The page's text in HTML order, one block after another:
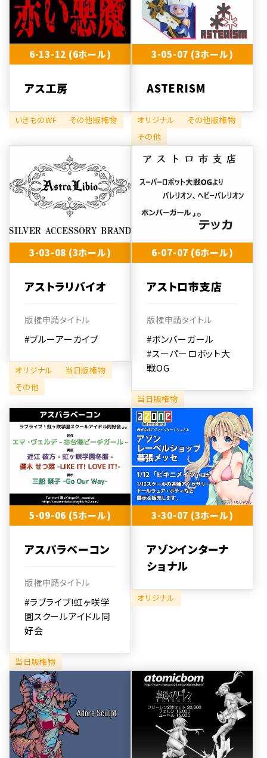
6-13-12 (6ホール)
アス工房
いきものWF その他版権物
3-05-07 (3ホール)
ASTERISM
オリジナル
その他版権物
その他
3-03-08 (3ホール)
アストラリバイオ
版権申請タイトル
#ブルーアーカイブ
オリジナル
当日版権物
その他
6-07-07 (6ホール)
アストロ市支店
版権申請タイトル
#ボンバーガール
#スーパーロボット大
戦OG
当日版権物
5-09-06 (5ホール)
アスパラベーコン
版権申請タイトル
#ラブライブ!虹ヶ咲学
園スクールアイドル同
好会
当日版権物
3-30-07 (3ホール)
アゾンインターナ
ショナル
オリジナル